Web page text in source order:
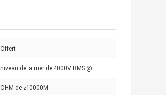
Offert
niveau de la mer de 4000V RMS @
OHM de ≥10000M